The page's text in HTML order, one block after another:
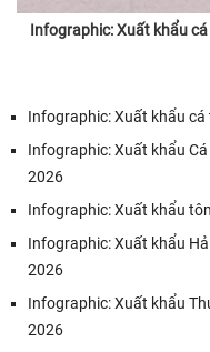
Infographic: Xuất khẩu
Infographic: Xuất khẩu
Infographic: Xuất khẩu
2026
Infographic: Xuất khẩu
Infographic: Xuất khẩu
2026
Infographic: Xuất khẩu
2026